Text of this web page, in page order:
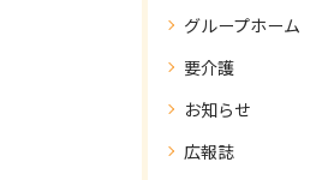
グループホーム
要介護
お知らせ
広報誌